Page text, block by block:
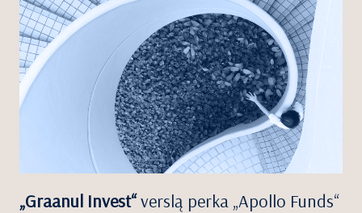
„Graanul Invest“verslą perka „Apollo Funds“